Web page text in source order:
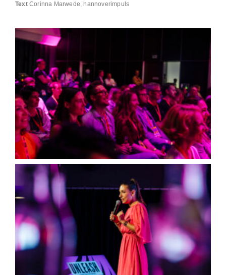
TextCorinna Marwede, hannoverimpuls